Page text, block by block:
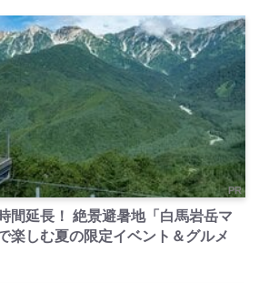
PR
間延長！ 絶景避暑地「白馬岩岳マ
楽しむ夏の限定イベント＆グルメ